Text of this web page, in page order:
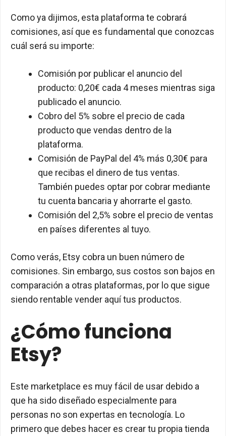
Como ya dijimos, esta plataforma te cobrará
comisiones, así que es fundamental que conozcas
cuál será su importe:
Comisión por publicar el anuncio del
producto: 0,20€ cada 4 meses mientras siga
publicado el anuncio.
Cobro del 5% sobre el precio de cada
producto que vendas dentro de la
plataforma.
Comisión de PayPal del 4% más 0,30€ para
que recibas el dinero de tus ventas.
También puedes optar por cobrar mediante
tu cuenta bancaria y ahorrarte el gasto.
Comisión del 2,5% sobre el precio de ventas
en países diferentes al tuyo.
Como verás, Etsy cobra un buen número de
comisiones. Sin embargo, sus costos son bajos en
comparación a otras plataformas, por lo que sigue
siendo rentable vender aquí tus productos.
¿Cómo funciona
Etsy?
Este marketplace es muy fácil de usar debido a
que ha sido diseñado especialmente para
personas no son expertas en tecnología. Lo
primero que debes hacer es crear tu propia tienda